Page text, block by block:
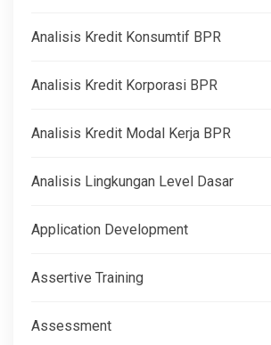
Analisis Kredit Konsumtif BPR
Analisis Kredit Korporasi BPR
Analisis Kredit Modal Kerja BPR
Analisis Lingkungan Level Dasar
Application Development
Assertive Training
Assessment